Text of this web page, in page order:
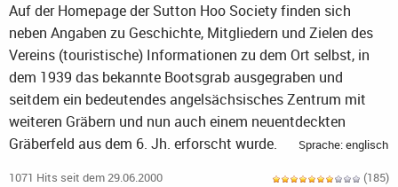
Auf der Homepage der Sutton Hoo Society finden sich
neben Angaben zu Geschichte, Mitgliedern und Zielen des
Vereins (touristische) Informationen zu dem Ort selbst, in
dem 1939 das bekannte Bootsgrab ausgegraben und
seitdem ein bedeutendes angelsächsisches Zentrum mit
weiteren Gräbern und nun auch einem neuentdeckten
Gräberfeld aus dem 6. Jh. erforscht wurde.
Sprache: englisch
1071 Hits seit dem 29.06.2000 (185)